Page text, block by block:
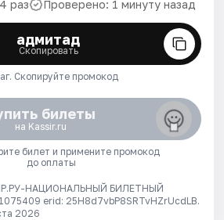
раз Проверено: 1 минуту назад
адмитад
Скопировать
Скопируйте промокод
билеты
на Kassir.ru
билет и примените промокод
до оплаты
НАЦИОНАЛЬНЫЙ БИЛЕТНЫЙ
erid: 25H8d7vbP8SRTvHZrUcdLB.
2026